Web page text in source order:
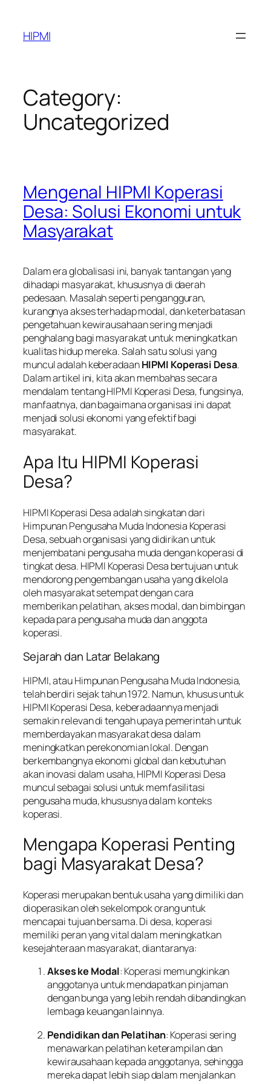
content
HIPMI
Category:
Uncategorized
Mengenal HIPMI Koperasi
Desa: Solusi Ekonomi untuk
Masyarakat
Dalam era globalisasi ini, banyak tantangan yang
dihadapi masyarakat, khususnya di daerah
pedesaan. Masalah seperti pengangguran,
kurangnya akses terhadap modal, dan keterbatasan
pengetahuan kewirausahaan sering menjadi
penghalang bagi masyarakat untuk meningkatkan
kualitas hidup mereka. Salah satu solusi yang
muncul adalah keberadaanHIPMI Koperasi Desa.
Dalam artikel ini, kita akan membahas secara
mendalam tentang HIPMI Koperasi Desa, fungsinya,
manfaatnya, dan bagaimana organisasi ini dapat
menjadi solusi ekonomi yang efektif bagi
masyarakat.
Apa Itu HIPMI Koperasi
Desa?
HIPMI Koperasi Desa adalah singkatan dari
Himpunan Pengusaha Muda Indonesia Koperasi
Desa, sebuah organisasi yang didirikan untuk
menjembatani pengusaha muda dengan koperasi di
tingkat desa. HIPMI Koperasi Desa bertujuan untuk
mendorong pengembangan usaha yang dikelola
oleh masyarakat setempat dengan cara
memberikan pelatihan, akses modal, dan bimbingan
kepada para pengusaha muda dan anggota
koperasi.
Sejarah dan Latar Belakang
HIPMI, atau Himpunan Pengusaha Muda Indonesia,
telah berdiri sejak tahun 1972. Namun, khusus untuk
HIPMI Koperasi Desa, keberadaannya menjadi
semakin relevan di tengah upaya pemerintah untuk
memberdayakan masyarakat desa dalam
meningkatkan perekonomian lokal. Dengan
berkembangnya ekonomi global dan kebutuhan
akan inovasi dalam usaha, HIPMI Koperasi Desa
muncul sebagai solusi untuk memfasilitasi
pengusaha muda, khususnya dalam konteks
koperasi.
Mengapa Koperasi Penting
bagi Masyarakat Desa?
Koperasi merupakan bentuk usaha yang dimiliki dan
dioperasikan oleh sekelompok orang untuk
mencapai tujuan bersama. Di desa, koperasi
memiliki peran yang vital dalam meningkatkan
kesejahteraan masyarakat, diantaranya:
Akses ke Modal: Koperasi memungkinkan
anggotanya untuk mendapatkan pinjaman
dengan bunga yang lebih rendah dibandingkan
lembaga keuangan lainnya.
Pendidikan dan Pelatihan: Koperasi sering
menawarkan pelatihan keterampilan dan
kewirausahaan kepada anggotanya, sehingga
mereka dapat lebih siap dalam menjalankan